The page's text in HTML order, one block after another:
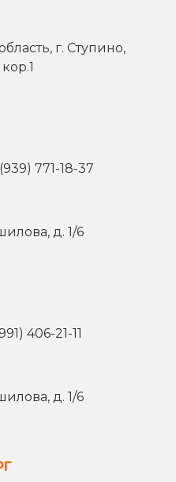
г. Ступино,
771-18-37
д. 1/6
406-21-11
д. 1/6